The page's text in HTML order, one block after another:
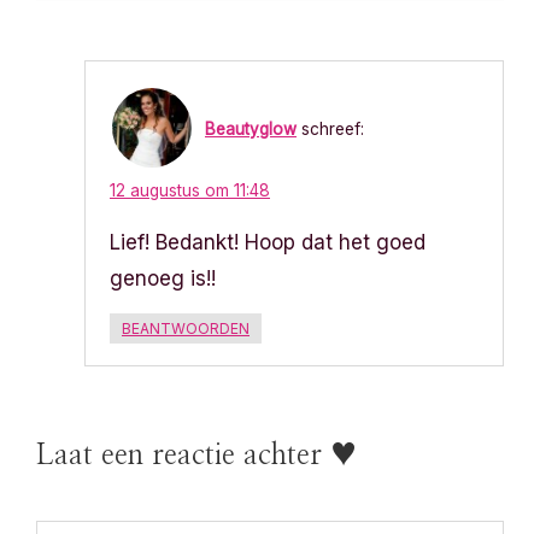
Beautyglow schreef:
12 augustus om 11:48
Lief! Bedankt! Hoop dat het goed
genoeg is!!
BEANTWOORDEN
Laat een reactie achter ♥